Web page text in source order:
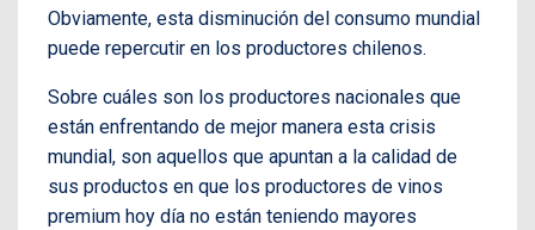
Obviamente, esta disminución del consumo mundial
puede repercutir en los productores chilenos.
Sobre cuáles son los productores nacionales que
están enfrentando de mejor manera esta crisis
mundial, son aquellos que apuntan a la calidad de
sus productos en que los productores de vinos
premium hoy día no están teniendo mayores